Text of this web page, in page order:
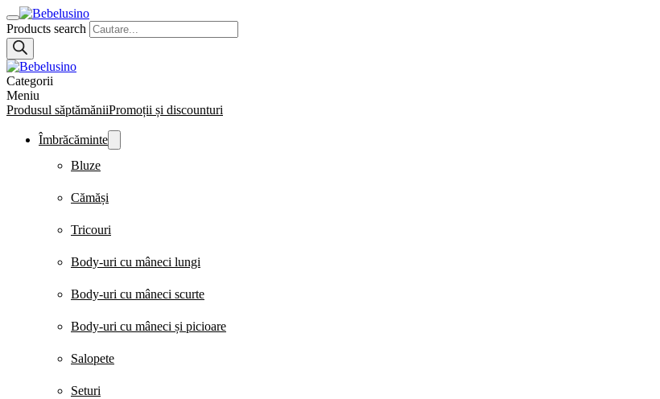
Products search
Categorii
Meniu
Produsul săptămăniiPromoții și discounturi
Îmbrăcăminte
Bluze
Cămăși
Tricouri
Body-uri cu mâneci lungi
Body-uri cu mâneci scurte
Body-uri cu mâneci și picioare
Salopete
Seturi